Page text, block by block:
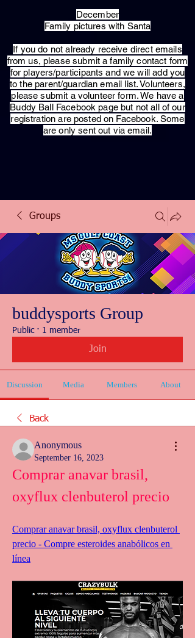
December
Family pictures with Santa
​If you do not already receive direct emails
from us, please submit a family contact form
for players/participants and we will add you
to the parent/guardian email list. Volunteers,
please submit a volunteer form. We have a
Buddy Ball Facebook page but not all of our
registration are posted on Facebook. Some
are only sent out via email.
Groups
buddysports Group
Public · 1 member
Join
Discussion Media Members About
Back
Anonymous
September 16, 2023
Comprar anavar brasil,
oxyflux clenbuterol precio
Comprar anavar brasil, oxyflux clenbuterol
precio - Compre esteroides anabólicos en
línea